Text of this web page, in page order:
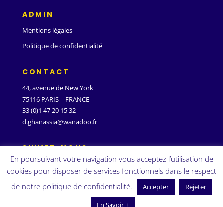
ADMIN
Mentions légales
Politique de confidentialité
CONTACT
44, avenue de New York
75116 PARIS – FRANCE
33 (0)1 47 20 15 32
d.ghanassia@wanadoo.fr
SUIVEZ-NOUS
En poursuivant votre navigation vous acceptez l’utilisation de
cookies pour disposer de services fonctionnels dans le respect
de notre politique de confidentialité.
Accepter
Rejeter
En Savoir +